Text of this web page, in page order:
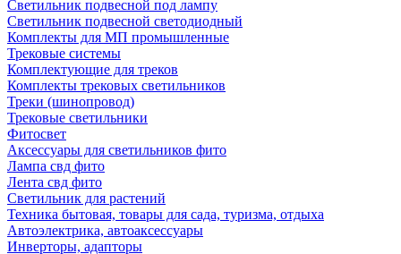
Светильник подвесной под лампу
Светильник подвесной светодиодный
Комплекты для МП промышленные
Трековые системы
Комплектующие для треков
Комплекты трековых светильников
Треки (шинопровод)
Трековые светильники
Фитосвет
Аксессуары для светильников фито
Лампа свд фито
Лента свд фито
Светильник для растений
Техника бытовая, товары для сада, туризма, отдыха
Автоэлектрика, автоаксессуары
Инверторы, адапторы